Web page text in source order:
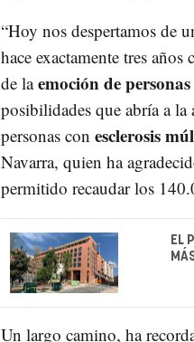
“Hoy nos despertamos de
hace exactamente tres
de laemoción de personas
posibilidades que abría a la
personas con esclerosis
Navarra, quien ha
permitido recaudar los
EL
Un largo camino, ha